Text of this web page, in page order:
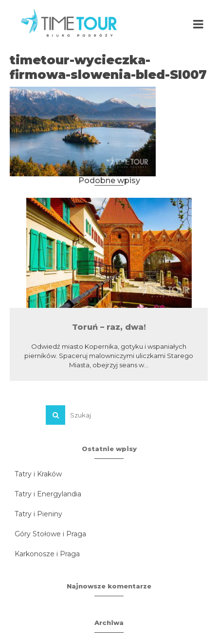
timetour-wycieczka-
firmowa-slowenia-bled-SI007
Podobne wpisy
Toruń – raz, dwa!
Odwiedź miasto Kopernika, gotyku i wspaniałych
pierników. Spaceruj malowniczymi uliczkami Starego
Miasta, obejrzyj seans w...
Ostatnie wpisy
Tatry i Kraków
Tatry i Energylandia
Tatry i Pieniny
Góry Stołowe i Praga
Karkonosze i Praga
Najnowsze komentarze
Archiwa